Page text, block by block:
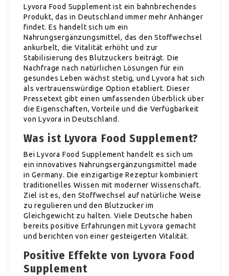
Lyvora Food Supplement ist ein bahnbrechendes
Produkt, das in Deutschland immer mehr Anhänger
findet. Es handelt sich um ein
Nahrungsergänzungsmittel, das den Stoffwechsel
ankurbelt, die Vitalität erhöht und zur
Stabilisierung des Blutzuckers beiträgt. Die
Nachfrage nach natürlichen Lösungen für ein
gesundes Leben wächst stetig, und Lyvora hat sich
als vertrauenswürdige Option etabliert. Dieser
Pressetext gibt einen umfassenden Überblick über
die Eigenschaften, Vorteile und die Verfügbarkeit
von Lyvora in Deutschland.
Was ist Lyvora Food Supplement?
Bei Lyvora Food Supplement handelt es sich um
ein innovatives Nahrungsergänzungsmittel made
in Germany. Die einzigartige Rezeptur kombiniert
traditionelles Wissen mit moderner Wissenschaft.
Ziel ist es, den Stoffwechsel auf natürliche Weise
zu regulieren und den Blutzucker im
Gleichgewicht zu halten. Viele Deutsche haben
bereits positive Erfahrungen mit Lyvora gemacht
und berichten von einer gesteigerten Vitalität.
Positive Effekte von Lyvora Food
Supplement